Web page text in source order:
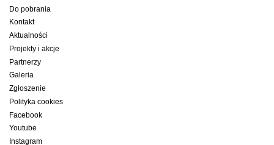
Do pobrania
Kontakt
Aktualności
Projekty i akcje
Partnerzy
Galeria
Zgłoszenie
Polityka cookies
Facebook
Youtube
Instagram